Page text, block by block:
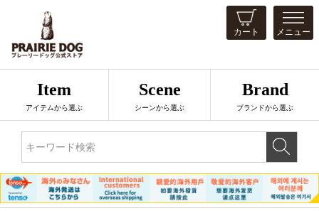
カート メニュー
Item
アイテムから選ぶ
Scene
シーンから選ぶ
Brand
ブランドから選ぶ